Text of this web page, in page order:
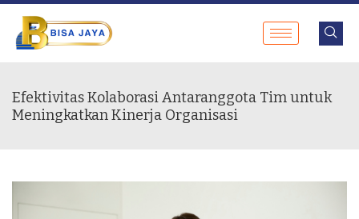
Efektivitas Kolaborasi Antaranggota Tim untuk
Meningkatkan Kinerja Organisasi